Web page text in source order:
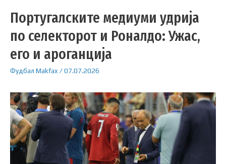
Португалските медиуми удрија
по селекторот и Роналдо: Ужас,
его и ароганција
Фудбал Makfax /07.07.2026